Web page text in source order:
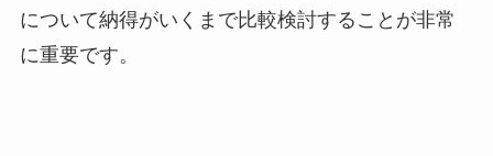
について納得がいくまで比較検討することが非常
に重要です。